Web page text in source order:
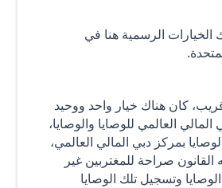
الرسمية هنا في
كان هناك خيار واحد ووحيد
العالمي للوصايا والوصايا،
بمركز دبي المالي العالمي،
صراحة للمغتربين غير
وتسجيل تلك الوصايا